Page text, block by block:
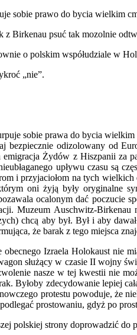
sobie prawo do bycia wielkim
z Birkenau psuć tak mozolnie
o polskim współudziale w
„nie”.
sobie prawa do bycia wielkim
bezpiecznie odizolowany od
emigracja Żydów z Hiszpanii za
upływu czasu są
i przyjaciołom na tych
oni żyją były oryginalne
ocalonym dać poczucie
Muzeum Auschwitz-
chcą aby był. Był i aby
że barak z tego miejsca
Izraela Holokaust nie
służący w czasie II wojny
nasze w tej kwestii nie
Byłoby zdecydowanie lepiej
protestu powoduje, że
prostowaniu, gdyż po
polskiej strony doprowadzić do